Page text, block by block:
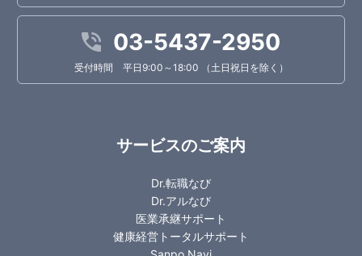
03-5437-2950
受付時間 平日9:00～18:00 （土日祝日を除く）
サービスのご案内
Dr.転職なび
Dr.アルなび
医業承継サポート
健康経営トータルサポート